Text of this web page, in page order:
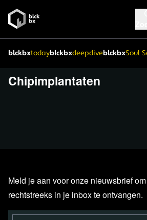
blckbxtodayblckbxdeepdiveblckbxSoul
Chipimplantaten
Meld je aan voor onze nieuwsbrief
rechtstreeks in je inbox te ontvangen.